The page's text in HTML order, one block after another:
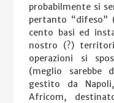
probabilmente si
pertanto “difeso”
cento basi ed
nostro (?)
operazioni si
(meglio sarebbe
gestito da
Africom,